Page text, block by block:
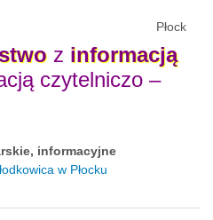
Płock
z informacją
czytelniczo –
informacyjne
w Płocku